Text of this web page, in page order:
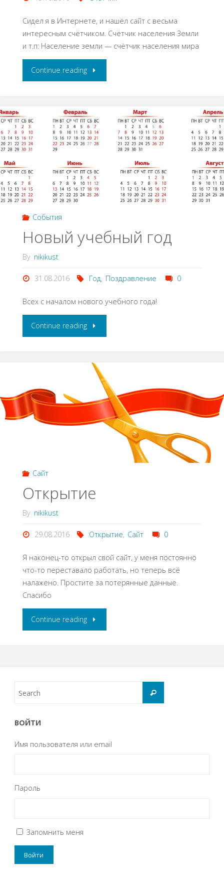
Сидел я в Интернете, и нашёл сайт с весьма
интересным счётчиком. Счётчик населения Земли
и т.п: Население земли — счётчик населения мира
Continue reading
События
Новый учебный год
By nikikust
31.08.2016 Год, Поздравление 0
Всех с началом нового учебного года!
Continue reading
Сайт
Открытие
By nikikust
29.08.2016 Открытие, Сайт 0
Я наконец-то открыл свой сайт, у меня постоянно
что-то переставало работать, но теперь всё
налажено. Простите за потерянные данные.
Спасибо
Continue reading
ВОЙТИ
Имя пользователя или email
Пароль
Запомнить меня